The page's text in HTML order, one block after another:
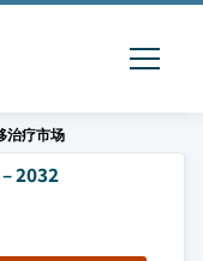
治疗市场
2032